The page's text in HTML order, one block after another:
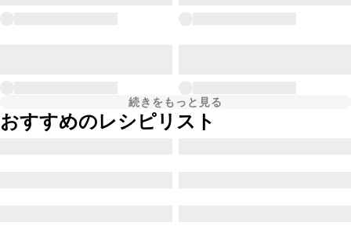
続きをもっと見る
おすすめのレシピリスト